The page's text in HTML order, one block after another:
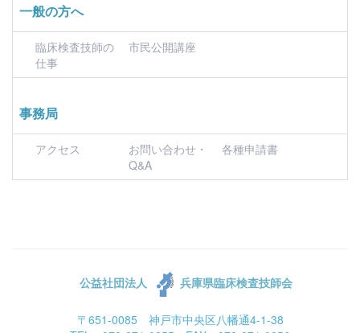
一般の方へ
臨床検査技師の
仕事
市民公開講座
事務局
アクセス
お問い合わせ・
Q&A
各種申請書
公益社団法人 兵庫県臨床検査技師会
〒651-0085 神戸市中央区八幡通4-1-38